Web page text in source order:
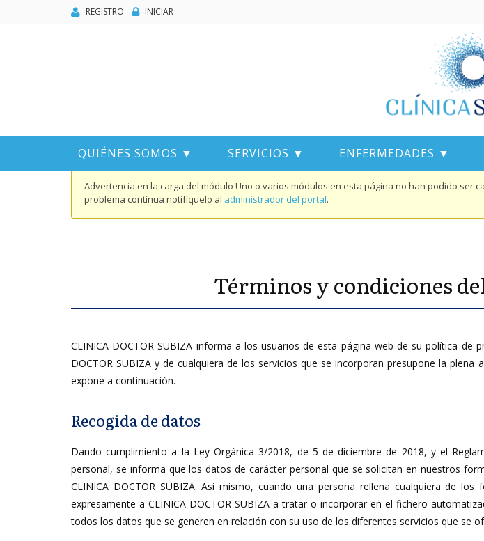
REGISTRO INICIAR
QUIÉNES SOMOS ▼ SERVICIOS ▼ ENFERMEDADES ▼
Advertencia en la carga del módulo Uno o varios módulos en esta página no han podido ser
problema continua notifíquelo al administrador del portal.
Términos y condiciones
CLINICA DOCTOR SUBIZA informa a los usuarios de esta página web de su política
DOCTOR SUBIZA y de cualquiera de los servicios que se incorporan presupone la
expone a continuación.
Recogida de datos
Dando cumplimiento a la Ley Orgánica 3/2018, de 5 de diciembre de 2018, y el
personal, se informa que los datos de carácter personal que se solicitan en nuestros
CLINICA DOCTOR SUBIZA. Así mismo, cuando una persona rellena cualquiera de
expresamente a CLINICA DOCTOR SUBIZA a tratar o incorporar en el fichero
todos los datos que se generen en relación con su uso de los diferentes servicios que se